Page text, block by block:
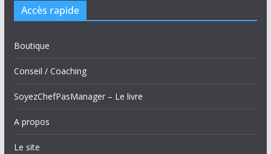
Accès rapide
Boutique
Conseil / Coaching
SoyezChefPasManager – Le livre
A propos
Le site